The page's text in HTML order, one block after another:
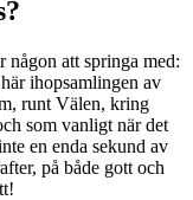
att springa med:
ihopsamlingen av
runt Välen, kring
som vanligt när det
en enda sekund av
på både gott och